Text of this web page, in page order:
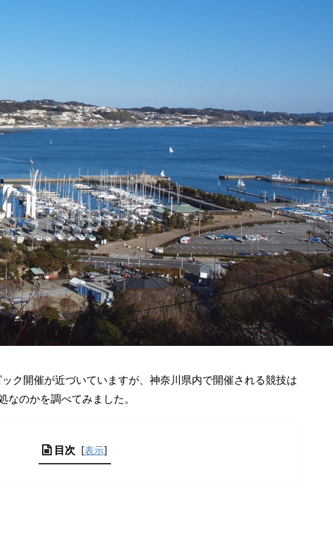
ク開催が近づいていますが、神奈川県内で開催される競技は
のかを調べてみました。
目次 [表示]